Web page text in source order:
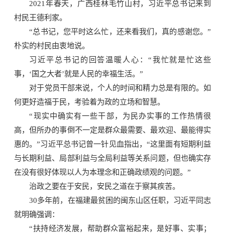
2021年春天，广西桂林毛竹山村，习近平总书记来到
村民王德利家。
“总书记，您平时这么忙，还来看我们，真的感谢您。”
朴实的村民由衷地说。
习近平总书记的回答温暖人心：“我忙就是忙这些
事，‘国之大者’就是人民的幸福生活。”
对于党员干部来说，个人的时间和精力总是有限的。如
何更好造福于民，考验着为政的立场和智慧。
“现实中确实有一些干部，为民办实事的工作热情很
高，但所办的事倒不一定是群众最需要、最欢迎、最能得实
惠的。”习近平总书记曾一针见血指出，“这里面有短期利益
与长期利益、局部利益与全局利益等关系问题，但也确实存
在没有很好体现以人为本理念和正确政绩观的问题。”
治政之要在于安民，安民之道在于察其疾苦。
30多年前，在福建最贫困的闽东山区任职，习近平同志
就明确强调：
“扶持经济发展，帮助群众富裕起来，是好事、实事；